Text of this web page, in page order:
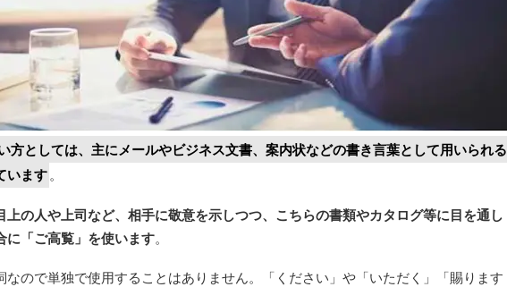
方としては、主にメールやビジネス文書、案内状などの書き言葉として用いられる
います。
上の人や上司など、相手に敬意を示しつつ、こちらの書類やカタログ等に目を通し
に「ご高覧」を使います。
なので単独で使用することはありません。「ください」や「いただく」「賜ります